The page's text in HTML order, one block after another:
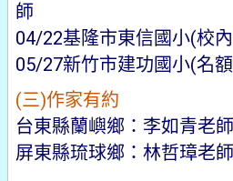
師
04/22基隆市東信國小(校
05/27新竹市建功國小(名
(三)作家有約
台東縣蘭嶼鄉：李如青老師
屏東縣琉球鄉：林哲璋老師